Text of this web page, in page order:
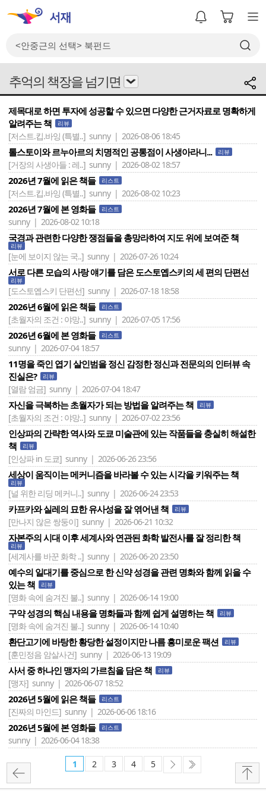
추억의 책장을 넘기면
제목대로 하면 투자에 성공할 수 있으면 다양한 근거자료로 명확하게
알려주는 책
리뷰
[저스트.킵.바잉 (특별..] sunny | 2026-08-06 18:45
톨스토이와 르누아르의 치명적인 공통점이 사생아라니... 리뷰
[거장의 사생아들 : 레..] sunny | 2026-08-02 18:57
2026년 7월에 읽은 책들 리스트
[저스트.킵.바잉 (특별..] sunny | 2026-08-02 10:23
2026년 7월에 본 영화들 리스트
sunny | 2026-08-02 10:18
국경과 관련한 다양한 쟁점들을 총망라하여 지도 위에 보여준 책
리뷰
[눈에 보이지 않는 국..] sunny | 2026-07-26 10:24
서로 다른 모습의 사랑 얘기를 담은 도스토옙스키의 세 편의 단편선
리뷰
[도스토옙스키 단편선] sunny | 2026-07-18 18:58
2026년 6월에 읽은 책들 리스트
[초월자의 조건 : 야망..] sunny | 2026-07-05 17:56
2026년 6월에 본 영화들 리스트
sunny | 2026-07-04 18:57
11명을 죽인 엽기 살인범을 정신 감정한 정신과 전문의의 인터뷰 속
진실은?
리뷰
[열람 엄금] sunny | 2026-07-04 18:47
자신을 극복하는 초월자가 되는 방법을 알려주는 책 리뷰
[초월자의 조건 : 야망..] sunny | 2026-07-02 23:56
인상파의 간략한 역사와 도쿄 미술관에 있는 작품들을 충실히 해설한
책
리뷰
[인상파 in 도쿄] sunny | 2026-06-26 23:56
세상이 움직이는 메커니즘을 바라볼 수 있는 시각을 키워주는 책
리뷰
[널 위한 리딩 메커니..] sunny | 2026-06-24 23:53
카프카와 실레의 묘한 유사성을 잘 엮어낸 책 리뷰
[만나지 않은 쌍둥이] sunny | 2026-06-21 10:32
자본주의 시대 이후 세계사와 연관된 화학 발전사를 잘 정리한 책
리뷰
[세계사를 바꾼 화학 ..] sunny | 2026-06-20 23:50
예수의 일대기를 중심으로 한 신약 성경을 관련 명화와 함께 읽을 수
있는 책
리뷰
[명화 속에 숨겨진 불..] sunny | 2026-06-14 19:00
구약 성경의 핵심 내용을 명화들과 함께 쉽게 설명하는 책 리뷰
[명화 속에 숨겨진 불..] sunny | 2026-06-14 10:40
환단고기에 바탕한 황당한 설정이지만 나름 흥미로운 팩션 리뷰
[훈민정음 암살사건] sunny | 2026-06-13 19:09
사서 중 하나인 맹자의 가르침을 담은 책 리뷰
[맹자] sunny | 2026-06-07 18:52
2026년 5월에 읽은 책들 리스트
[진짜의 마인드] sunny | 2026-06-06 18:16
2026년 5월에 본 영화들 리스트
sunny | 2026-06-04 18:38
1 2 3 4 5